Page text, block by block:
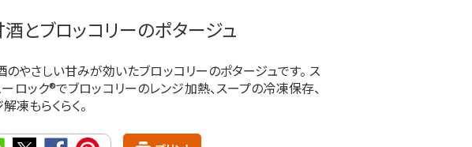
とブロッコリーのポタージュ
のやさしい甘みが効いたブロッコリーのポタージュです。 ス
ーロック®︎でブロッコリーのレンジ加熱、スープの冷凍保存、
凍もらくらく。